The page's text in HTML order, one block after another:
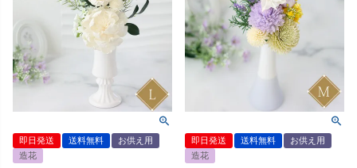
即日発送 送料無料
お供え用
造花
即日発送 送料無料
お供え用
造花